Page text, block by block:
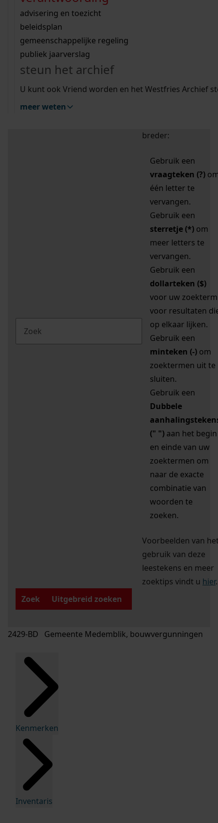
bouwvergunningen
omgevingsvergunningen
vergunningen
beeld en geluid
uitleg nodig?
Wij helpen u op weg met een aantal zoektips.
bekijk alle zoektips
Wij helpen u op weg met een aantal zoektips.
bekijk alle zoektips
bekijk ons geschiedenislokaal
advisering en toezicht
beleidsplan
gemeenschappelijke regeling
publiek jaarverslag
steun het archief
U kunt ook Vriend worden en het Westfries Archief
meer weten
zoektips
Mijn Studiezaal (inloggen)
uw zoekopdracht te
breder:
Gebruik een
vraagteken (?)
één letter te
vervangen.
Gebruik een
sterretje (*) om
meer letters te
vervangen.
Gebruik een
dollarteken ($)
voor uw zoekterm
voor resultaten
op elkaar lijken.
Gebruik een
minteken (-) om
zoektermen uit te
sluiten.
Gebruik een
Dubbele
(" ") aan het begin
en einde van uw
zoektermen om
naar de exacte
combinatie van
woorden te
zoeken.
Voorbeelden van
gebruik van deze
leestekens en meer
zoektips vindt u hier.
Zoek
Uitgebreid zoeken
2429-BD Gemeente Medemblik, bouwvergunningen
Kenmerken
Inventaris